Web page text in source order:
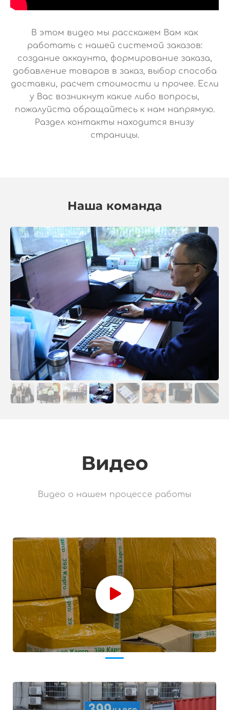
В этом видео мы расскажем Вам как
работать с нашей системой заказов:
создание аккаунта, формирование заказа,
добавление товаров в заказ, выбор способа
доставки, расчет стоимости и прочее. Если
у Вас возникнут какие либо вопросы,
пожалуйста обращайтесь к нам напрямую.
Раздел контакты находится внизу
страницы.
Наша команда
Видео
Видео о нашем процессе работы